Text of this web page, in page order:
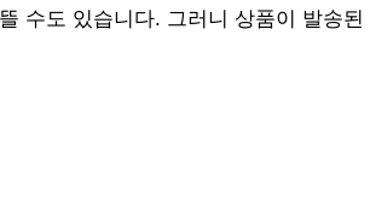
수도 있습니다. 그러니 상품이 발송